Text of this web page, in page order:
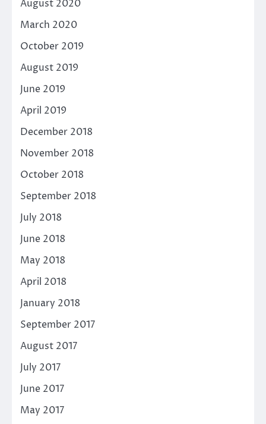
August 2020
March 2020
October 2019
August 2019
June 2019
April 2019
December 2018
November 2018
October 2018
September 2018
July 2018
June 2018
May 2018
April 2018
January 2018
September 2017
August 2017
July 2017
June 2017
May 2017